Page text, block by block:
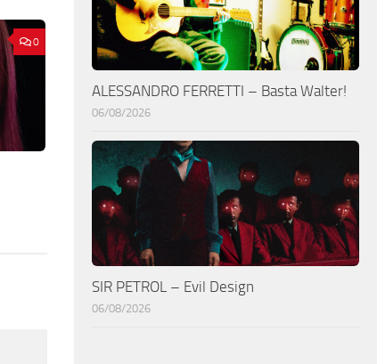
0
ALESSANDRO FERRETTI – Basta Walter!
06/08/2026
SIR PETROL – Evil Design
06/08/2026